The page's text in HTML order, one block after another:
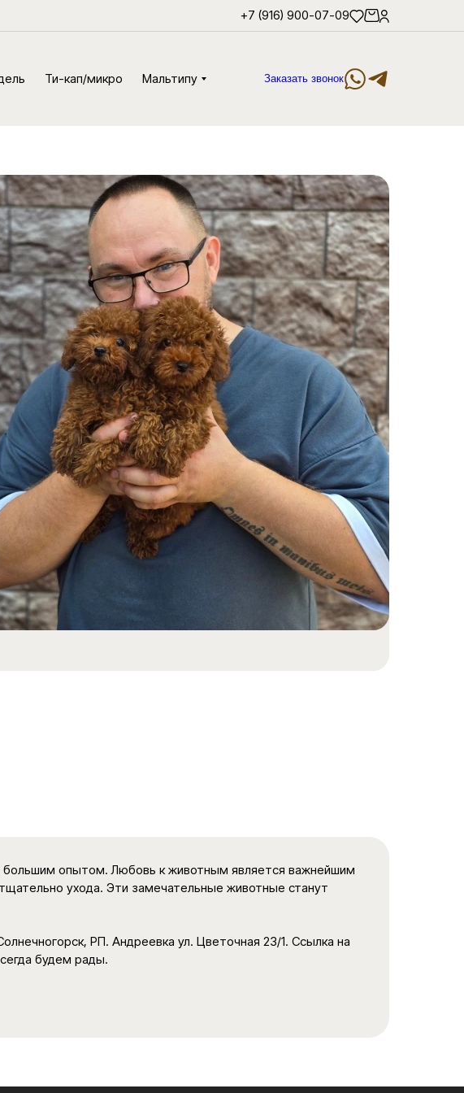
+7 (916) 900-07-09
Ти-кап/микро Мальтипу Заказать звонок
большим опытом. Любовь к животным является важнейшим
ухода. Эти замечательные животные станут
РП. Андреевка ул. Цветочная 23/1. Ссылка на
будем рады.